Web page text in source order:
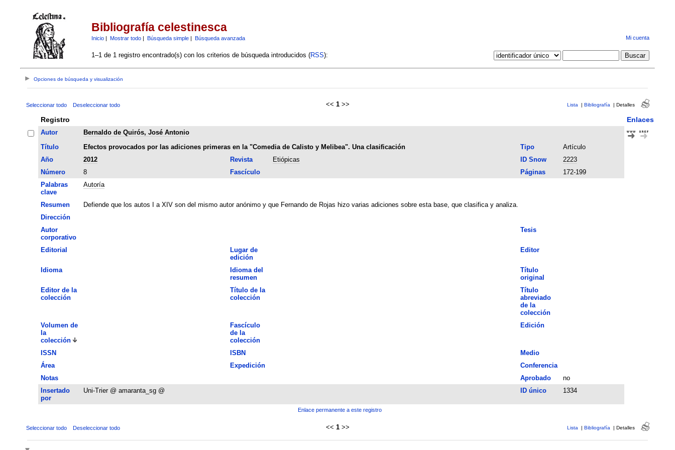
Bibliografía celestinesca
Inicio| Mostrar todo| Búsqueda simple| Búsqueda avanzada Mi cuenta
1–1 de 1 registro encontrado(s) con los criterios de búsqueda introducidos (RSS):
Opciones de búsqueda y visualización
Seleccionar todo Deseleccionar todo << 1 >> Lista | Bibliografía | Detalles
Registro Enlaces
Autor
Bernaldo de Quirós, José Antonio
Título
Efectos provocados por las adiciones primeras en la "Comedia de Calisto y Melibea". Una clasificación Tipo
Artículo
Año
2012 Revista Etiópicas ID Snow
2223
Número
8 Fascículo Páginas
172-199
Palabras
clave
Autoría
Resumen
Defiende que los autos I a XIV son del mismo autor anónimo y que Fernando de Rojas hizo varias adiciones sobre esta base, que clasifica y analiza.
Dirección
Autor
corporativo
Tesis
Editorial
Lugar de
edición
Editor
Idioma
Idioma del
resumen
Título
original
Editor de la
colección
Título de la
colección
Título
abreviado
de la
colección
Volumen de
la
colección
Fascículo
de la
colección
Edición
ISSN ISBN
Medio
Área
Expedición
Conferencia
Notas
Aprobado
no
Insertado
por
Uni-Trier @ amaranta_sg @ ID único 1334
Enlace permanente a este registro
Seleccionar todo Deseleccionar todo << 1 >> Lista | Bibliografía | Detalles